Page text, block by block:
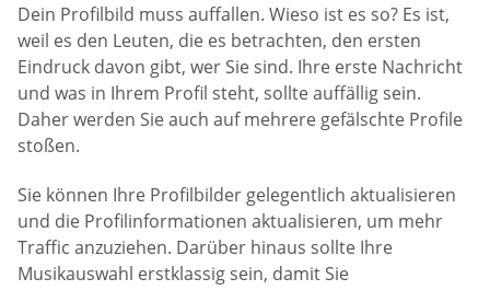
Dein Profilbild muss auffallen. Wieso ist es so? Es ist,
weil es den Leuten, die es betrachten, den ersten
Eindruck davon gibt, wer Sie sind. Ihre erste Nachricht
und was in Ihrem Profil steht, sollte auffällig sein.
Daher werden Sie auch auf mehrere gefälschte Profile
stoßen.
Sie können Ihre Profilbilder gelegentlich aktualisieren
und die Profilinformationen aktualisieren, um mehr
Traffic anzuziehen. Darüber hinaus sollte Ihre
Musikauswahl erstklassig sein, damit Sie